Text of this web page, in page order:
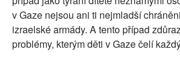
v Gaze nejsou ani ti nejmladší
izraelské armády. A tento případ
problémy, kterým děti v Gaze čelí